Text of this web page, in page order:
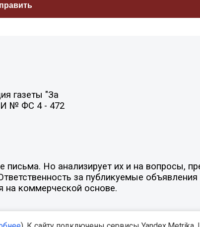
газеты "За
№ ФС 4 - 472
письма. Но анализирует их и на вопросы,
за публикуемые
на коммерческой основе.